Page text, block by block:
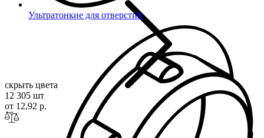
Ультратонкие для отверстий
скрыть цвета
12 305 шт
от 12,92 р.